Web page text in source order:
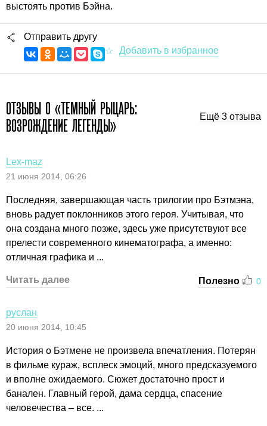
выстоять против Бэйна.
Отправить другу
ОТЗЫВЫ О «ТЕМНЫЙ РЫЦАРЬ:
ВОЗРОЖДЕНИЕ ЛЕГЕНДЫ»
Ещё 3 отзыва
Lex-maz
21 июня 2014, 06:26
Последняя, завершающая часть трилогии про Бэтмэна,
вновь радует поклонников этого героя. Учитывая, что
она создана много позже, здесь уже присутствуют все
прелести современного кинематографа, а именно:
отличная графика и ...
Читать далее Полезно 0
руслан
20 июня 2014, 10:45
История о Бэтмене не произвела впечатления. Потерян
в фильме кураж, всплеск эмоций, много предсказуемого
и вполне ожидаемого. Сюжет достаточно прост и
банален. Главный герой, дама сердца, спасение
человечества – все. ...